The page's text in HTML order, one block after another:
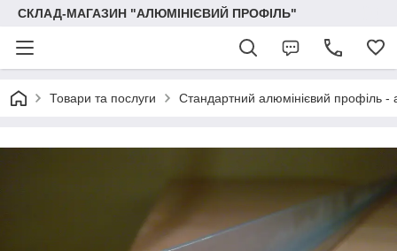
СКЛАД-МАГАЗИН "АЛЮМІНІЄВИЙ ПРОФІЛЬ"
Товари та послуги Стандартний алюмінієвий профіль -